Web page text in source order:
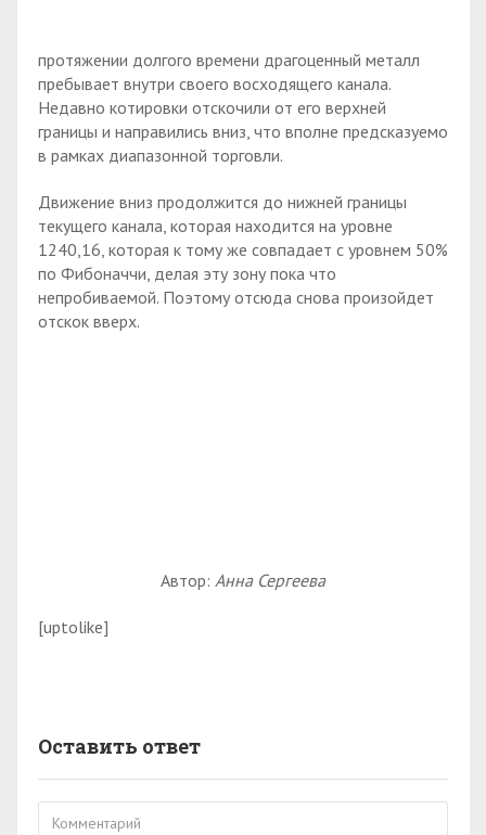
протяжении долгого времени драгоценный металл
пребывает внутри своего восходящего канала.
Недавно котировки отскочили от его верхней
границы и направились вниз, что вполне предсказуемо
в рамках диапазонной торговли.
Движение вниз продолжится до нижней границы
текущего канала, которая находится на уровне
1240,16, которая к тому же совпадает с уровнем 50%
по Фибоначчи, делая эту зону пока что
непробиваемой. Поэтому отсюда снова произойдет
отскок вверх.
Автор: Анна Сергеева
[uptolike]
Оставить ответ